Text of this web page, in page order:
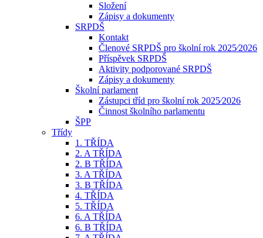
Složení
Zápisy a dokumenty
SRPDŠ
Kontakt
Členové SRPDŠ pro školní rok 2025⁄2026
Příspěvek SRPDŠ
Aktivity podporované SRPDŠ
Zápisy a dokumenty
Školní parlament
Zástupci tříd pro školní rok 2025⁄2026
Činnost školního parlamentu
ŠPP
Třídy
1. TŘÍDA
2. A TŘÍDA
2. B TŘÍDA
3. A TŘÍDA
3. B TŘÍDA
4. TŘÍDA
5. TŘÍDA
6. A TŘÍDA
6. B TŘÍDA